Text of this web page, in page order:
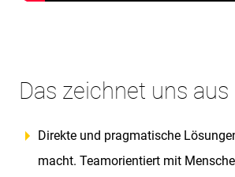
Das zeichnet uns aus
Direkte und pragmatische
macht. Teamorientiert mit